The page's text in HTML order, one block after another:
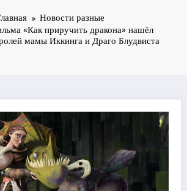
Новости разные
«Как приручить дракона» нашёл
мамы Иккинга и Драго Блудвиста